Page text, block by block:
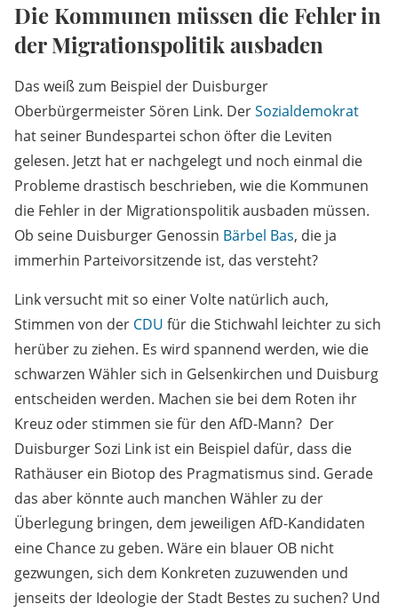
Die Kommunen müssen die Fehler in
der Migrationspolitik ausbaden
Das weiß zum Beispiel der Duisburger
Oberbürgermeister Sören Link. DerSozialdemokrat
hat seiner Bundespartei schon öfter die Leviten
gelesen. Jetzt hat er nachgelegt und noch einmal die
Probleme drastisch beschrieben, wie die Kommunen
die Fehler in der Migrationspolitik ausbaden müssen.
Ob seine Duisburger Genossin Bärbel Bas, die ja
immerhin Parteivorsitzende ist, das versteht?
Link versucht mit so einer Volte natürlich auch,
Stimmen von der CDU für die Stichwahl leichter zu sich
herüber zu ziehen. Es wird spannend werden, wie die
schwarzen Wähler sich in Gelsenkirchen und Duisburg
entscheiden werden. Machen sie bei dem Roten ihr
Kreuz oder stimmen sie für den AfD-Mann? Der
Duisburger Sozi Link ist ein Beispiel dafür, dass die
Rathäuser ein Biotop des Pragmatismus sind. Gerade
das aber könnte auch manchen Wähler zu der
Überlegung bringen, dem jeweiligen AfD-Kandidaten
eine Chance zu geben. Wäre ein blauer OB nicht
gezwungen, sich dem Konkreten zuzuwenden und
jenseits der Ideologie der Stadt Bestes zu suchen? Und